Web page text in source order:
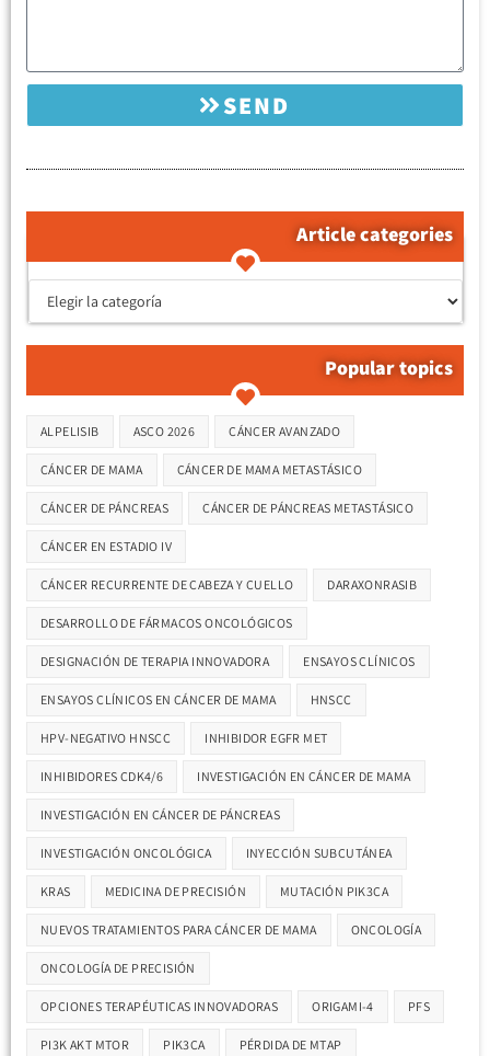
SEND
Article categories
Popular topics
ALPELISIB ASCO 2026 CÁNCER AVANZADO
CÁNCER DE MAMA CÁNCER DE MAMA METASTÁSICO
CÁNCER DE PÁNCREAS CÁNCER DE PÁNCREAS METASTÁSICO
CÁNCER EN ESTADIO IV
CÁNCER RECURRENTE DE CABEZA Y CUELLO DARAXONRASIB
DESARROLLO DE FÁRMACOS ONCOLÓGICOS
DESIGNACIÓN DE TERAPIA INNOVADORA ENSAYOS CLÍNICOS
ENSAYOS CLÍNICOS EN CÁNCER DE MAMA HNSCC
HPV-NEGATIVO HNSCC INHIBIDOR EGFR MET
INHIBIDORES CDK4/6 INVESTIGACIÓN EN CÁNCER DE MAMA
INVESTIGACIÓN EN CÁNCER DE PÁNCREAS
INVESTIGACIÓN ONCOLÓGICA INYECCIÓN SUBCUTÁNEA
KRAS MEDICINA DE PRECISIÓN MUTACIÓN PIK3CA
NUEVOS TRATAMIENTOS PARA CÁNCER DE MAMA ONCOLOGÍA
ONCOLOGÍA DE PRECISIÓN
OPCIONES TERAPÉUTICAS INNOVADORAS ORIGAMI-4 PFS
PI3K AKT MTOR PIK3CA PÉRDIDA DE MTAP